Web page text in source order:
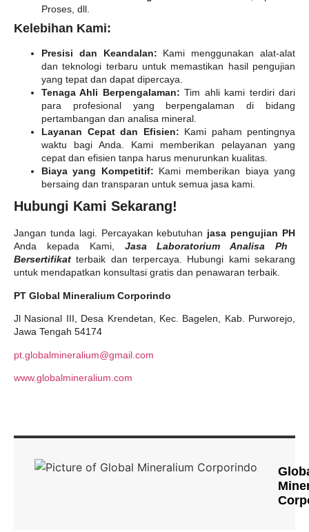
Proses, dll.
Kelebihan Kami:
Presisi dan Keandalan: Kami menggunakan alat-alat
dan teknologi terbaru untuk memastikan hasil pengujian
yang tepat dan dapat dipercaya.
Tenaga Ahli Berpengalaman: Tim ahli kami terdiri dari
para profesional yang berpengalaman di bidang
pertambangan dan analisa mineral.
Layanan Cepat dan Efisien: Kami paham pentingnya
waktu bagi Anda. Kami memberikan pelayanan yang
cepat dan efisien tanpa harus menurunkan kualitas.
Biaya yang Kompetitif: Kami memberikan biaya yang
bersaing dan transparan untuk semua jasa kami.
Hubungi Kami Sekarang!
Jangan tunda lagi. Percayakan kebutuhan jasa pengujian PH
Anda kepada Kami, Jasa Laboratorium Analisa Ph
Bersertifikatterbaik dan terpercaya. Hubungi kami sekarang
untuk mendapatkan konsultasi gratis dan penawaran terbaik.
PT Global Mineralium Corporindo
Jl Nasional III, Desa Krendetan, Kec. Bagelen, Kab. Purworejo,
Jawa Tengah 54174
pt.globalmineralium@gmail.com
www.globalmineralium.com